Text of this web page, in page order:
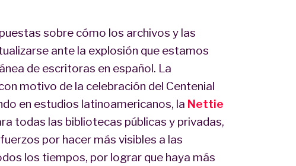
sobre cómo los archivos y las
ante la explosión que estamos
de escritoras en español. La
motivo de la celebración del Centenial
en estudios latinoamericanos, la Nettie
todas las bibliotecas públicas y privadas,
por hacer más visibles a las
los tiempos, por lograr que haya más